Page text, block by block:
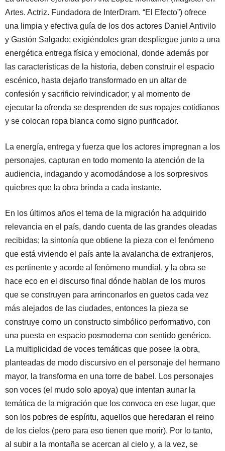
Artes. Actriz. Fundadora de InterDram. “El Efecto”) ofrece
una limpia y efectiva guía de los dos actores Daniel Antivilo
y Gastón Salgado; exigiéndoles gran despliegue junto a una
energética entrega física y emocional, donde además por
las características de la historia, deben construir el espacio
escénico, hasta dejarlo transformado en un altar de
confesión y sacrificio reivindicador; y al momento de
ejecutar la ofrenda se desprenden de sus ropajes cotidianos
y se colocan ropa blanca como signo purificador.
La energía, entrega y fuerza que los actores impregnan a los
personajes, capturan en todo momento la atención de la
audiencia, indagando y acomodándose a los sorpresivos
quiebres que la obra brinda a cada instante.
En los últimos años el tema de la migración ha adquirido
relevancia en el país, dando cuenta de las grandes oleadas
recibidas; la sintonía que obtiene la pieza con el fenómeno
que está viviendo el país ante la avalancha de extranjeros,
es pertinente y acorde al fenómeno mundial, y la obra se
hace eco en el discurso final dónde hablan de los muros
que se construyen para arrinconarlos en guetos cada vez
más alejados de las ciudades, entonces la pieza se
construye como un constructo simbólico performativo, con
una puesta en espacio posmoderna con sentido genérico.
La multiplicidad de voces temáticas que posee la obra,
planteadas de modo discursivo en el personaje del hermano
mayor, la transforma en una torre de babel. Los personajes
son voces (el mudo solo apoya) que intentan aunar la
temática de la migración que los convoca en ese lugar, que
son los pobres de espíritu, aquellos que heredaran el reino
de los cielos (pero para eso tienen que morir). Por lo tanto,
al subir a la montaña se acercan al cielo y, a la vez, se